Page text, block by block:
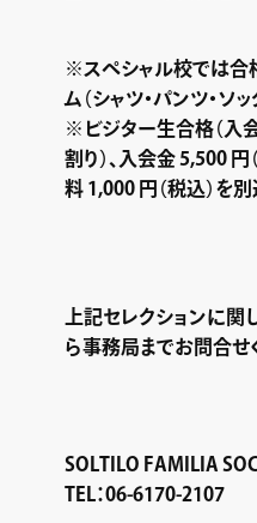
※スペシャル校では合
ム（シャツ・パンツ・ソ
※ビジター生合格（入
割り）、入会金 5,500
料 1,000 円（税込）を別
上記セレクションに
ら事務局までお問合せ
SOLTILO FAMILIA
TEL：06-6170-2107